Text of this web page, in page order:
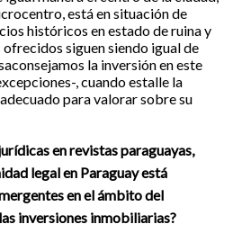
está en situación de
históricos en estado de ruina y
siguen siendo igual de
la inversión en este
, cuando estalle la
para valorar sobre su
en revistas paraguayas,
legal en Paraguay está
en el ámbito del
inversiones inmobiliarias?